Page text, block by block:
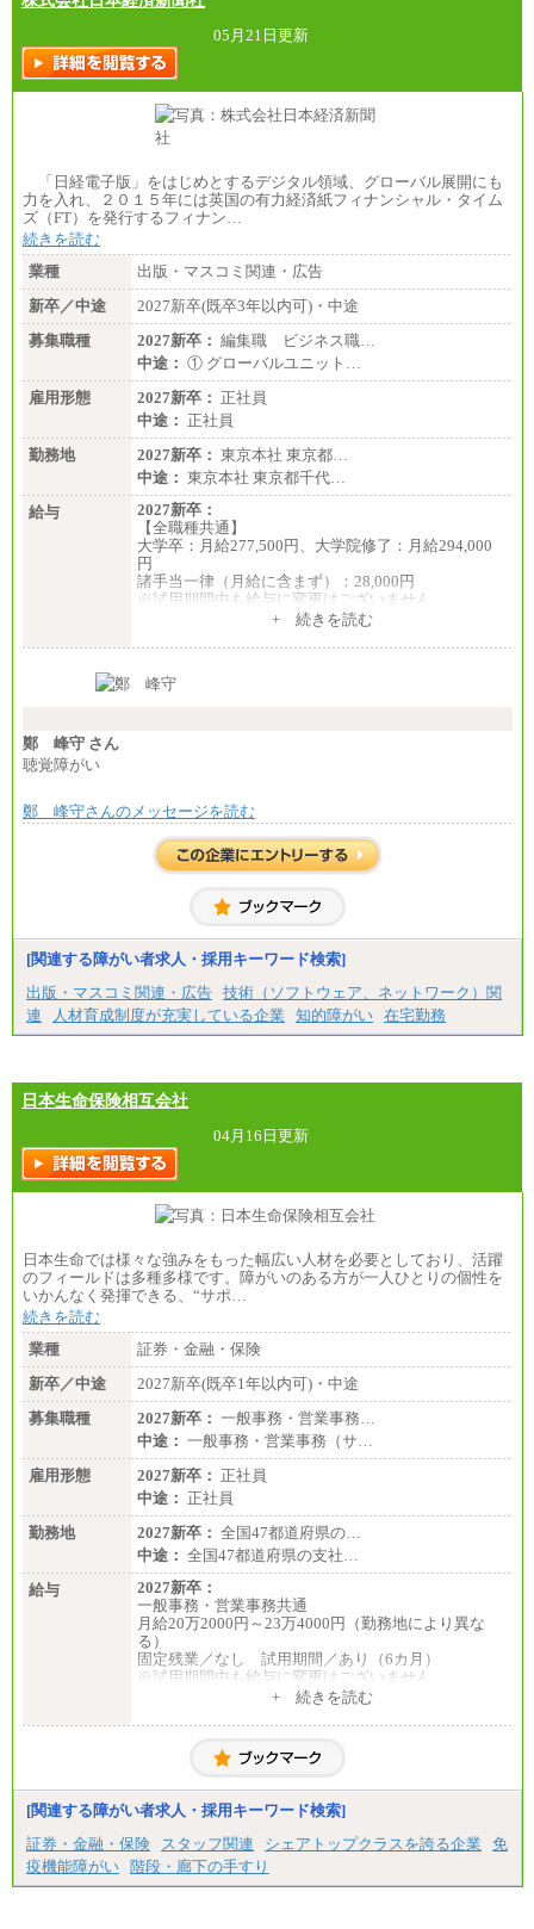
05月21日更新
「日経電子版」をはじめとするデジタル領域、グローバル展開にも
力を入れ、２０１５年には英国の有力経済紙フィナンシャル・タイム
ズ（FT）を発行するフィナン…
続きを読む
業種
出版・マスコミ関連・広告
新卒／中途
2027新卒(既卒3年以内可)・中途
募集職種
2027新卒： 編集職 ビジネス職…
中途： ① グローバルユニット…
雇用形態
2027新卒： 正社員
中途： 正社員
勤務地
2027新卒： 東京本社 東京都…
中途： 東京本社 東京都千代…
給与
2027新卒：
【全職種共通】
大学卒：月給277,500円、大学院修了：月給294,000
円
諸手当一律（月給に含まず）：28,000円
※試用期間中も給与に変更はございません
月給370,000円～
ます。
+ 続きを読む
鄭 峰守 さん
聴覚障がい
鄭 峰守さんのメッセージを読む
[関連する障がい者求人・採用キーワード検索]
出版・マスコミ関連・広告 技術（ソフトウェア、ネットワーク）関
連
人材育成制度が充実している企業 知的障がい 在宅勤務
日本生命保険相互会社
04月16日更新
日本生命では様々な強みをもった幅広い人材を必要としており、活躍
のフィールドは多種多様です。障がいのある方が一人ひとりの個性を
いかんなく発揮できる、“サポ…
続きを読む
業種
証券・金融・保険
新卒／中途
2027新卒(既卒1年以内可)・中途
募集職種
2027新卒： 一般事務・営業事務…
中途： 一般事務・営業事務（サ…
雇用形態
2027新卒： 正社員
中途： 正社員
勤務地
2027新卒： 全国47都道府県の…
中途： 全国47都道府県の支社…
給与
2027新卒：
一般事務・営業事務共通
月給20万2000円～23万4000円（勤務地により異な
る）
固定残業／なし 試用期間／あり（6カ月）
※試用期間中も給与に変更はございません
月給20万2000円～23万4000円（勤務地により異な
固定残業／なし 試用期間／あり（6か月）
+ 続きを読む
[関連する障がい者求人・採用キーワード検索]
証券・金融・保険
スタッフ関連 シェアトップクラスを誇る企業
免
疫機能障がい 階段・廊下の手すり